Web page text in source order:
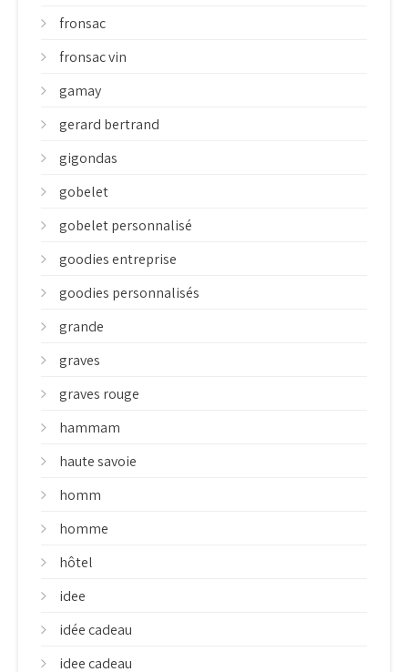
fronsac
fronsac vin
gamay
gerard bertrand
gigondas
gobelet
gobelet personnalisé
goodies entreprise
goodies personnalisés
grande
graves
graves rouge
hammam
haute savoie
homm
homme
hôtel
idee
idée cadeau
idee cadeau